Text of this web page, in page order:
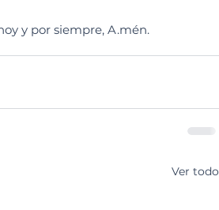
y por siempre, A.mén.
Ver todo